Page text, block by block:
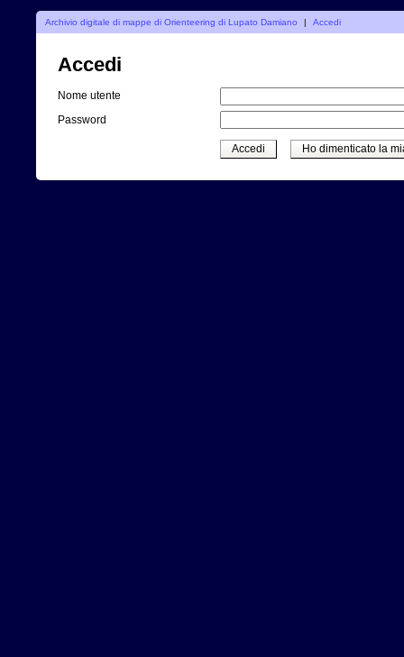
Archivio digitale di mappe di Orienteering di Lupato Damiano | Accedi
Accedi
Nome utente
Password